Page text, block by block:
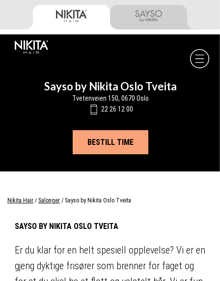
primary
navigation
main
content
footer
Sayso by Nikita Oslo Tveita
Tvetenveien 150, 0670 Oslo
22 26 12 00
BESTILL TIME
Nikita Hair / Salonger / Sayso by Nikita Oslo Tveita
SAYSO BY NIKITA OSLO TVEITA
Er du klar for en helt spesiell opplevelse? Vi er en
gjeng dyktige frisører som brenner for faget og